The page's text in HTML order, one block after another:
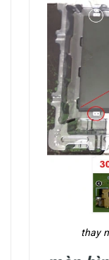
thay